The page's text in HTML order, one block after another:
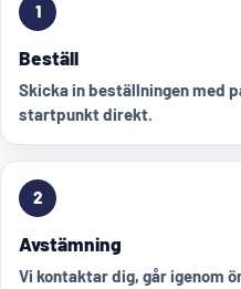
1
Beställ
Skicka in beställningen med
startpunkt direkt.
2
Avstämning
Vi kontaktar dig, går igenom